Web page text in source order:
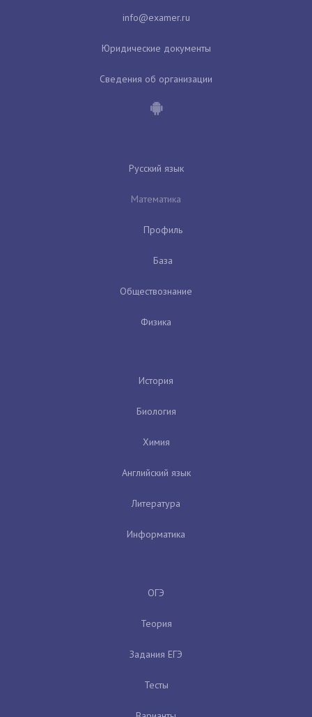
Юридические документы
Сведения об организации
Русский язык
Математика
Профиль
База
Обществознание
Физика
История
Биология
Химия
Английский язык
Литература
Информатика
ОГЭ
Теория
Задания ЕГЭ
Тесты